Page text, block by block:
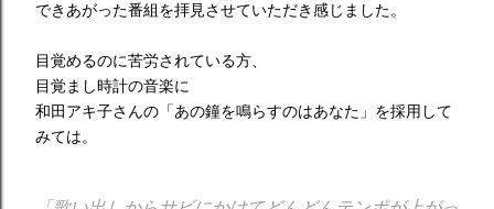
できあがった番組を拝見させていただき感じました。
目覚めるのに苦労されている方、
目覚まし時計の音楽に
和田アキ子さんの「あの鐘を鳴らすのはあなた」を採用して
みては。